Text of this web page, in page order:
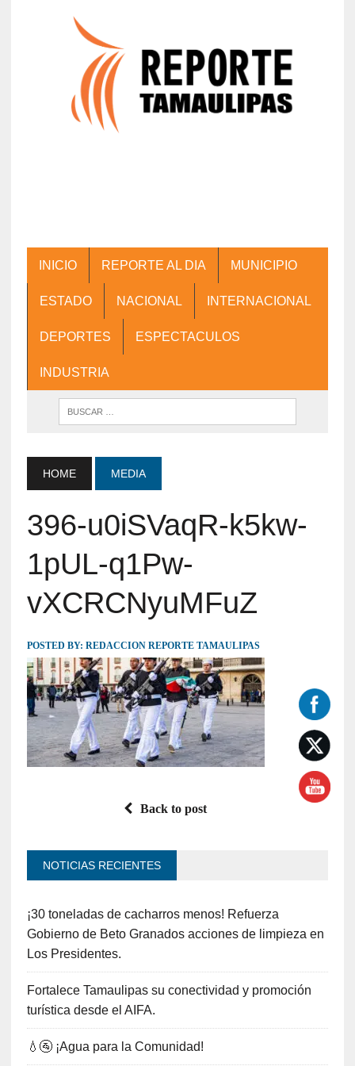
INICIO REPORTE AL DIA MUNICIPIO
ESTADO NACIONAL INTERNACIONAL
DEPORTES ESPECTACULOS
INDUSTRIA
HOME MEDIA
396-u0iSVaqR-k5kw-
1pUL-q1Pw-
vXCRCNyuMFuZ
POSTED BY: REDACCION REPORTE TAMAULIPAS
Back to post
NOTICIAS RECIENTES
¡30 toneladas de cacharros menos! Refuerza
Gobierno de Beto Granados acciones de limpieza en
Los Presidentes.
Fortalece Tamaulipas su conectividad y promoción
turística desde el AIFA.
💧🚰 ¡Agua para la Comunidad!